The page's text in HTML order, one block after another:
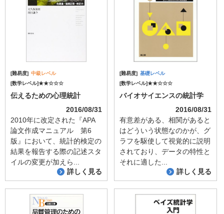
[難易度] 中級レベル
[数学レベル]★★☆☆☆
伝えるための心理統計
2016/08/31
2010年に改定された『APA
論文作成マニュアル 第6
版』において、統計的検定の
結果を報告する際の記述スタ
イルの変更が加えら...
詳しく見る
[難易度] 基礎レベル
[数学レベル]★★☆☆☆
バイオサイエンスの統計学
2016/08/31
有意差がある、相関があると
はどういう状態なのかが、グ
ラフを駆使して視覚的に説明
されており、データの特性と
それに適した...
詳しく見る